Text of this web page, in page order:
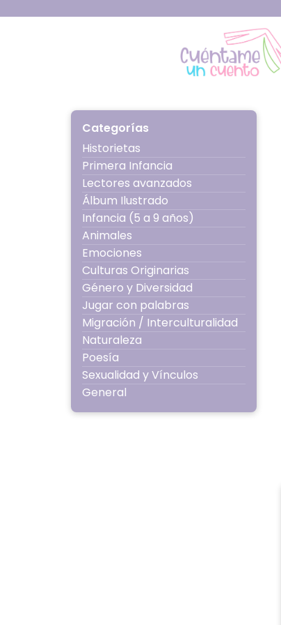
Categorías
Historietas
Primera Infancia
Lectores avanzados
Álbum Ilustrado
Infancia (5 a 9 años)
Animales
Emociones
Culturas Originarias
Género y Diversidad
Jugar con palabras
Migración / Interculturalidad
Naturaleza
Poesía
Sexualidad y Vínculos
General